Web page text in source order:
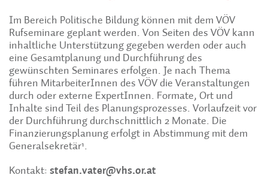
Im Bereich Politische Bildung können mit dem VÖV
Rufseminare geplant werden. Von Seiten des VÖV kann
inhaltliche Unterstützung gegeben werden oder auch
eine Gesamtplanung und Durchführung des
gewünschten Seminares erfolgen. Je nach Thema
führen MitarbeiterInnen des VÖV die Veranstaltungen
durch oder externe ExpertInnen. Formate, Ort und
Inhalte sind Teil des Planungsprozesses. Vorlaufzeit vor
der Durchführung durchschnittlich 2 Monate. Die
Finanzierungsplanung erfolgt in Abstimmung mit dem
Generalsekretär¹.
Kontakt: stefan.vater@vhs.or.at